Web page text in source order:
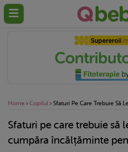
Home › Copilul › Sfaturi Pe Care Trebuie Să
Sfaturi pe care trebuie să
cumpăra încălțăminte